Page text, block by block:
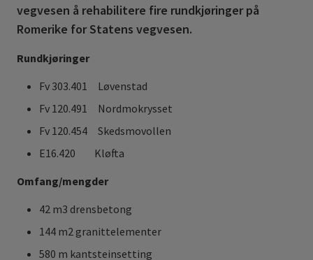
vegvesen å rehabilitere fire rundkjøringer på
Romerike for Statens vegvesen.
Rundkjøringer
Fv 303.401 Løvenstad
Fv 120.491 Nordmokrysset
Fv 120.454 Skedsmovollen
E16.420 Kløfta
Omfang/mengder
42 m3 drensbetong
144 m2 granittelementer
580 m kantsteinsetting